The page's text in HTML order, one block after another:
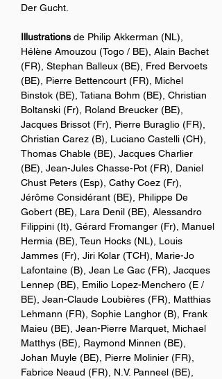
Der Gucht.
Illustrations de Philip Akkerman (NL),
Hélène Amouzou (Togo / BE), Alain Bachet
(FR), Stephan Balleux (BE), Fred Bervoets
(BE), Pierre Bettencourt (FR), Michel
Binstok (BE), Tatiana Bohm (BE), Christian
Boltanski (Fr), Roland Breucker (BE),
Jacques Brissot (Fr), Pierre Buraglio (FR),
Christian Carez (B), Luciano Castelli (CH),
Thomas Chable (BE), Jacques Charlier
(BE), Jean-Jules Chasse-Pot (FR), Daniel
Chust Peters (Esp), Cathy Coez (Fr),
Jérôme Considérant (BE), Philippe De
Gobert (BE), Lara Denil (BE), Alessandro
Filippini (It), Gérard Fromanger (Fr), Manuel
Hermia (BE), Teun Hocks (NL), Louis
Jammes (Fr), Jiri Kolar (TCH), Marie-Jo
Lafontaine (B), Jean Le Gac (FR), Jacques
Lennep (BE), Emilio Lopez-Menchero (E /
BE), Jean-Claude Loubières (FR), Matthias
Lehmann (FR), Sophie Langhor (B), Frank
Maieu (BE), Jean-Pierre Marquet, Michael
Matthys (BE), Raymond Minnen (BE),
Johan Muyle (BE), Pierre Molinier (FR),
Fabrice Neaud (FR), N.V. Panneel (BE),